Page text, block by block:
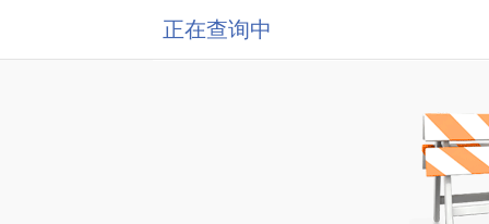
正在查询中